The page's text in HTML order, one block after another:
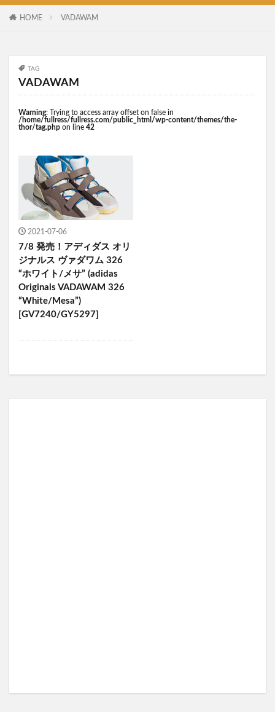
HOME VADAWAM
TAG
VADAWAM
Warning: Trying to access array offset on false in
/home/fullress/fullress.com/public_html/wp-content/themes/the-
thor/tag.php on line 42
2021-07-06
7/8 発売！アディダス オリ
ジナルス ヴァダワム 326
“ホワイト/メサ” (adidas
Originals VADAWAM 326
“White/Mesa”)
[GV7240/GY5297]